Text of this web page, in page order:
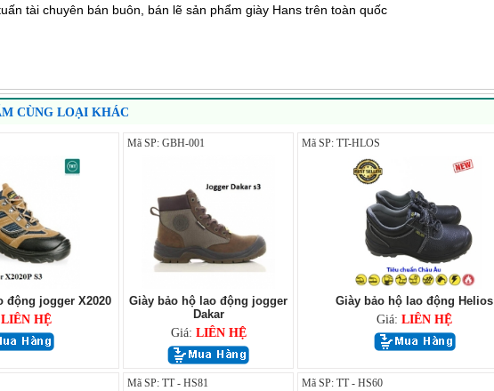
tài chuyên bán buôn, bán lẽ sản phẩm giày Hans trên toàn quốc
CÙNG LOẠI KHÁC
động jogger X2020
LIÊN HỆ
Mã SP: GBH-001
Giày bảo hộ lao động jogger
Dakar
Giá: LIÊN HỆ
Mã SP: TT-HLOS
Giày bảo hộ lao động Helios
Giá: LIÊN HỆ
Mã SP: TT - HS81 Mã SP: TT - HS60